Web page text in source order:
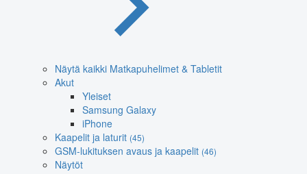
Näytä kaikki Matkapuhelimet & Tabletit
Akut
Yleiset
Samsung Galaxy
iPhone
Kaapelit ja laturit (45)
GSM-lukituksen avaus ja kaapelit (46)
Näytöt